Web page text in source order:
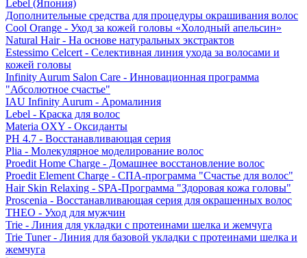
Lebel (Япония)
Дополнительные средства для процедуры окрашивания волос
Cool Orange - Уход за кожей головы «Холодный апельсин»
Natural Hair - На основе натуральных экстрактов
Estessimo Celcert - Селективная линия ухода за волосами и
кожей головы
Infinity Aurum Salon Care - Инновационная программа
"Абсолютное счастье"
IAU Infinity Aurum - Аромалиния
Lebel - Краска для волос
Materia OXY - Оксиданты
PH 4.7 - Восстанавливающая серия
Plia - Молекулярное моделирование волос
Proedit Home Charge - Домашнее восстановление волос
Proedit Element Charge - СПА-программа "Счастье для волос"
Hair Skin Relaxing - SPA-Программа "Здоровая кожа головы"
Proscenia - Восстанавливающая серия для окрашенных волос
THEO - Уход для мужчин
Trie - Линия для укладки с протеинами шелка и жемчуга
Trie Tuner - Линия для базовой укладки с протеинами шелка и
жемчуга